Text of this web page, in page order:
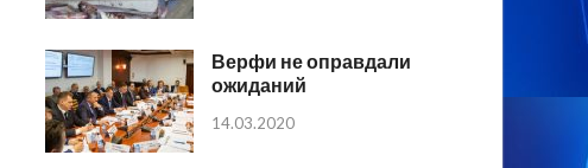
Верфи не оправдали
ожиданий
14.03.2020